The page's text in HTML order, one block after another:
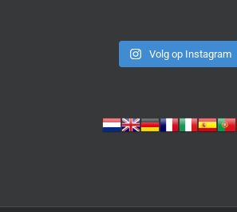
Volg op Instagram